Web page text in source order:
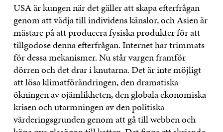
USA är kungen när det gäller att skapa efterfrågan
genom att vädja till individens känslor, och Asien är
mästare på att producera fysiska produkter för att
tillgodose denna efterfrågan. Internet har trimmats
för dessa mekanismer. Nu står vargen framför
dörren och det drar i knutarna. Det är inte möjligt
att lösa klimatförändringen, den dramatiska
ökningen av ojämlikheten, den globala ekonomiska
krisen och utarmningen av den politiska
värderingsgrunden genom att gå till webben och